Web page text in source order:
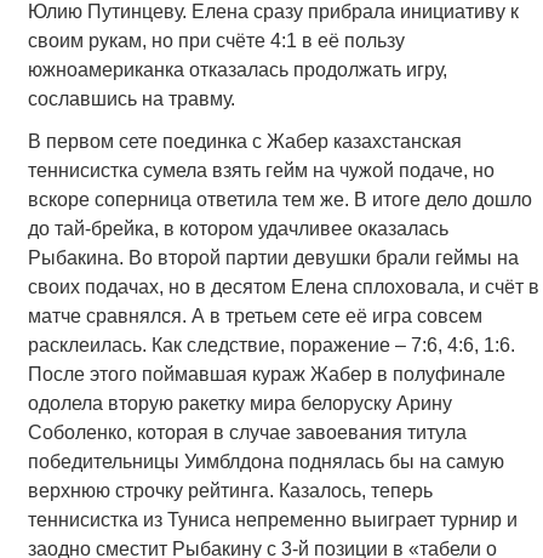
Юлию Путинцеву. Елена сразу прибрала инициативу к
своим рукам, но при счёте 4:1 в её пользу
южноамериканка отказалась продолжать игру,
сославшись на травму.
В первом сете поединка с Жабер казахстанская
теннисистка сумела взять гейм на чужой подаче, но
вскоре соперница ответила тем же. В итоге дело дошло
до тай-брейка, в котором удачливее оказалась
Рыбакина. Во второй партии девушки брали геймы на
своих подачах, но в десятом Елена сплоховала, и счёт в
матче сравнялся. А в третьем сете её игра совсем
расклеилась. Как следствие, поражение – 7:6, 4:6, 1:6.
После этого поймавшая кураж Жабер в полуфинале
одолела вторую ракетку мира белоруску Арину
Соболенко, которая в случае завоевания титула
победительницы Уимблдона поднялась бы на самую
верхнюю строчку рейтинга. Казалось, теперь
теннисистка из Туниса непременно выиграет турнир и
заодно сместит Рыбакину с 3-й позиции в «табели о